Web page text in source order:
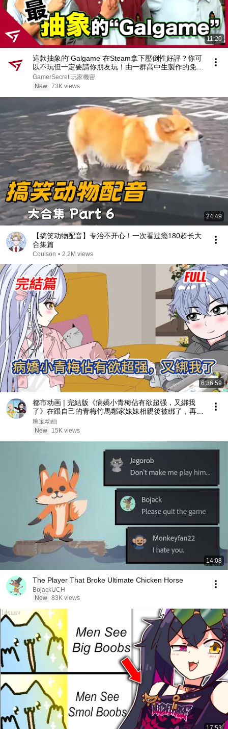
11:20
這款抽象的“Galgame”在Steam拿下壓倒性好評？你可
以不玩但一定要請你朋友玩！由一群高中生製作的免費
神作【完蛋！我被男同學包圍了 Surrounded By
Boys】的爆紅
GamerSecret 玩家機密
New 73K views
24:49
【搞笑动物配音】专治不开心！一次看过瘾180超长大
合集篇
Coulson • 2.2M views
6:36:59
都市动画 | 完結版《病嬌小青梅佔有欲超强，又綁我
了》在跟自己的青梅竹馬鄰家妹妹相親後被綁了，再睜
眼重生回到八歲，救贖病嬌小青梅！#糖寶動畫
糖宝动画
New
15K views
14:08
The Player That Broke Ultimate Chicken Horse
BojackUCH
New 83K views